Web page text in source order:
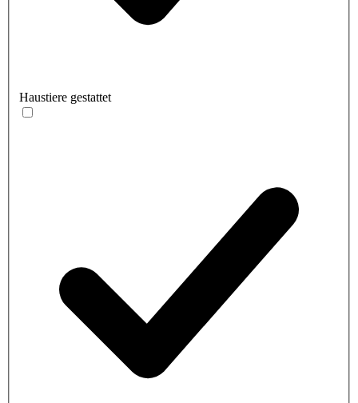
Haustiere gestattet